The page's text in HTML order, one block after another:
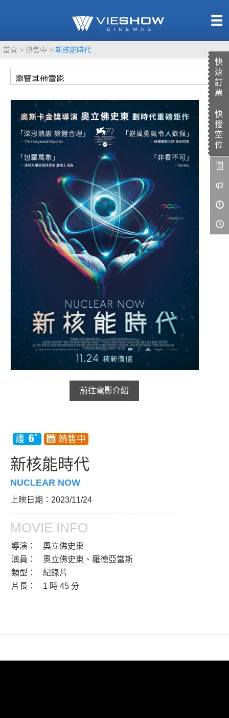
快
速
訂
票
快
搜
空
位
首頁 熱售中 新核能時代
前往電影介紹
新核能時代
NUCLEAR NOW
上映日期：2023/11/24
MOVIE INFO
導演：
奧立佛史東
演員：
奧立佛史東、羅德亞當斯
類型：
紀錄片
片長：
1 時 45 分
TITAN SCREEN
MUCROWN
IMAX
4DX
VR 演唱會
GOLD CLASS
AD口述影像
LIVE演唱會
影城餐飲
UNICORN
合作夥伴
商家介紹
加入iShow
會員Q&A